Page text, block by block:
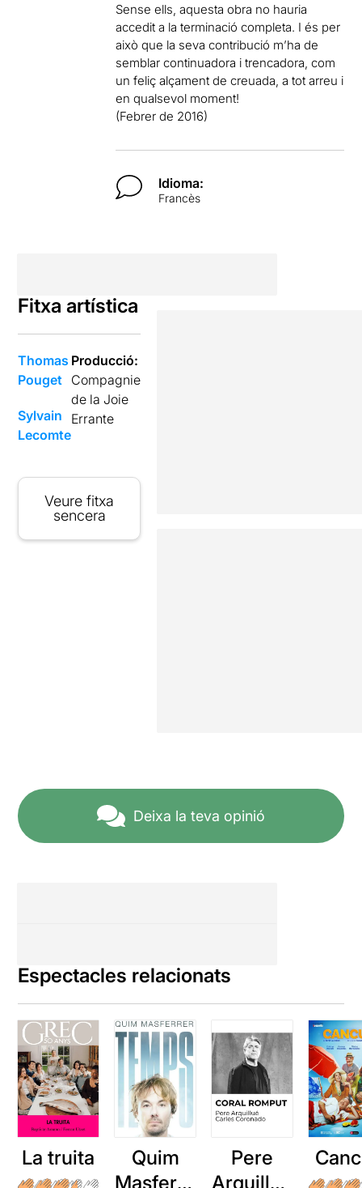
Sense ells, aquesta obra no hauria
accedit a la terminació completa. I és per
això que la seva contribució m’ha de
semblar continuadora i trencadora, com
un feliç alçament de creuada, a tot arreu i
en qualsevol moment!
(Febrer de 2016)
Idioma:
Francès
Fitxa artística
Thomas
Pouget
Sylvain
Lecomte
Producció:
Compagnie
de la Joie
Errante
Veure fitxa
sencera
Deixa la teva opinió
Espectacles relacionats
La truita
Quim
Masferre
Pere
Arquillué